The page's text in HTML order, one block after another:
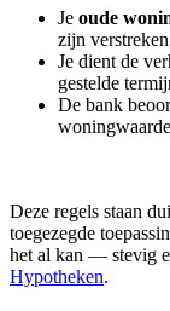
Je oude
zijn
Je dient de
gestelde
De bank
Deze regels staan
toegezegde
het al kan — stevig
Hypotheken.